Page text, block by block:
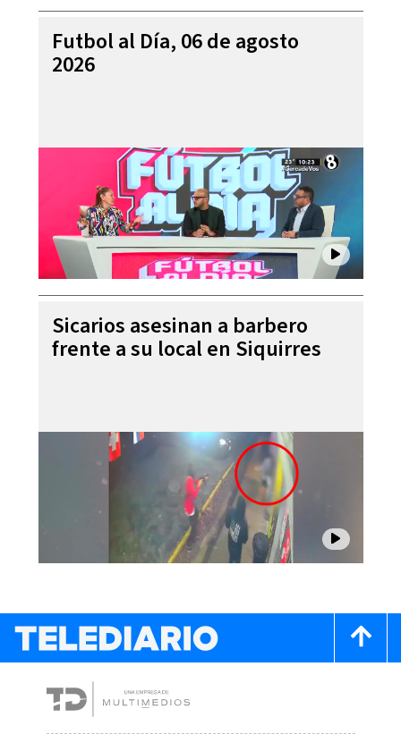
Futbol al Día, 06 de agosto
2026
Sicarios asesinan a barbero
frente a su local en Siquirres